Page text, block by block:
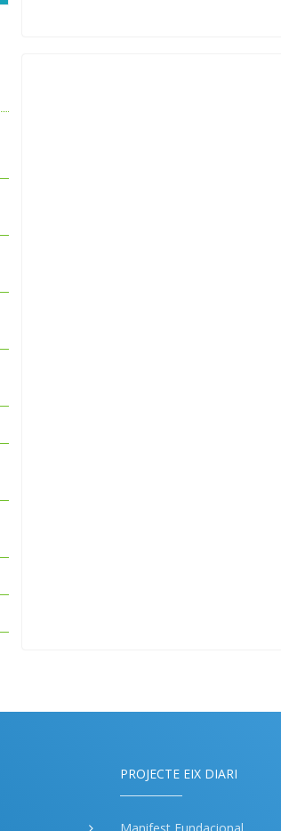
PROJECTE EIX DIARI